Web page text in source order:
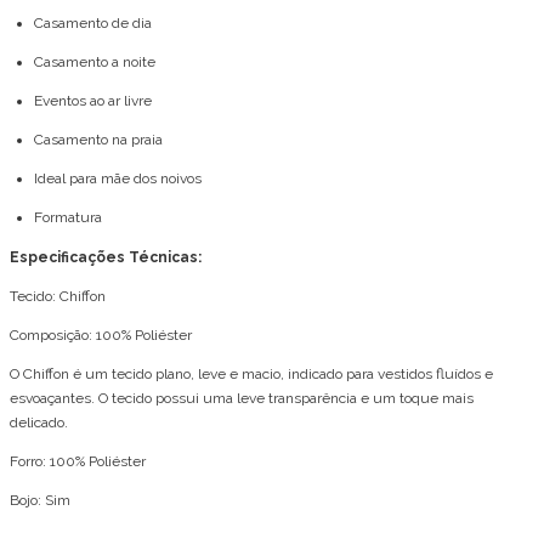
Casamento de dia
Casamento a noite
Eventos ao ar livre
Casamento na praia
Ideal para mãe dos noivos
Formatura
Especificações Técnicas:
Tecido: Chiffon
Composição: 100% Poliéster
O Chiffon é um tecido plano, leve e macio, indicado para vestidos fluídos e
esvoaçantes. O tecido possui uma leve transparência e um toque mais
delicado.
Forro: 100% Poliéster
Bojo: Sim